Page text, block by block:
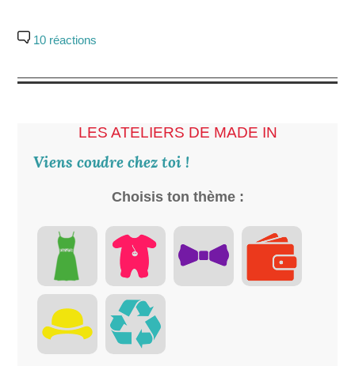
10 réactions
LES ATELIERS DE MADE IN
Viens coudre chez toi !
Choisis ton thème :